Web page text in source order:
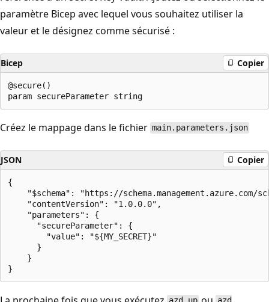
paramètre Bicep avec lequel vous souhaitez utiliser la
valeur et le désignez comme sécurisé :
Bicep Copier
@secure()
Créez le mappage dans le fichier main.parameters.json
JSON Copier
{
"$schema": "https://schema.management.azure.com/
    "contentVersion": "1.0.0.0",
    "parameters": {
      "secureParameter": {
        "value": "${MY_SECRET}"
      }
    }